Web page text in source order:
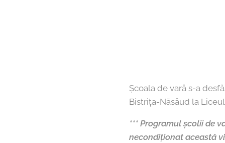
Școala de vară s-a
Bistrița-Năsăud la
*** Programul școlii de
necondiționat această